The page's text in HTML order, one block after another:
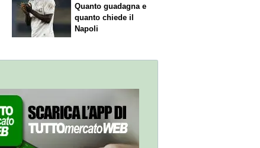
Quanto guadagna e
quanto chiede il
Napoli